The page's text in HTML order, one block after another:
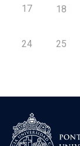
17 18
24 25